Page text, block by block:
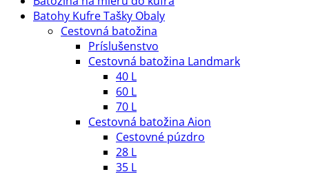
Batohy Kufre Tašky Obaly
Cestovná batožina
Príslušenstvo
Cestovná batožina Landmark
40 L
60 L
70 L
Cestovná batožina Aion
Cestovné púzdro
28 L
35 L